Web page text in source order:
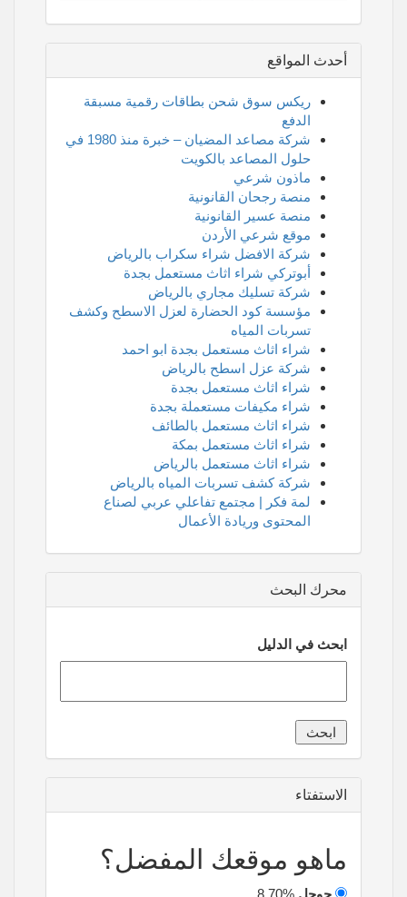
أحدث المواقع
ريكس سوق شحن بطاقات رقمية مسبقة
الدفع
شركة مصاعد المضيان – خبرة منذ 1980 في
حلول المصاعد بالكويت
ماذون شرعي
منصة رجحان القانونية
منصة عسير القانونية
موقع شرعي الأردن
شركة الافضل شراء سكراب بالرياض
أبوتركي شراء اثاث مستعمل بجدة
شركة تسليك مجاري بالرياض
مؤسسة كود الحضارة لعزل الاسطح وكشف
تسربات المياه
شراء اثاث مستعمل بجدة ابو احمد
شركة عزل اسطح بالرياض
شراء اثاث مستعمل بجدة
شراء مكيفات مستعملة بجدة
شراء اثاث مستعمل بالطائف
شراء اثاث مستعمل بمكة
شراء اثاث مستعمل بالرياض
شركة كشف تسربات المياه بالرياض
لمة فكر | مجتمع تفاعلي عربي لصناع
المحتوى وريادة الأعمال
محرك البحث
ابحث في الدليل
الاستفتاء
ماهو موقعك المفضل؟
جوجل